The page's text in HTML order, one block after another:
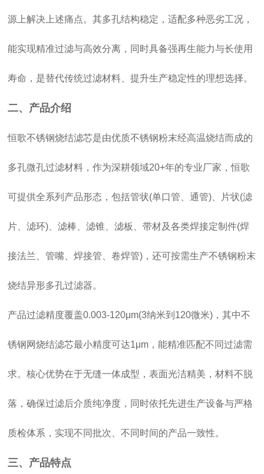
源上解决上述痛点。其多孔结构稳定，适配多种恶劣工况，
能实现精准过滤与高效分离，同时具备强再生能力与长使用
寿命，是替代传统过滤材料、提升生产稳定性的理想选择。
二、产品介绍
恒歌不锈钢烧结滤芯是由优质不锈钢粉末经高温烧结而成的
多孔微孔过滤材料，作为深耕领域20+年的专业厂家，恒歌
可提供全系列产品形态，包括管状(单口管、通管)、片状(滤
片、滤环)、滤棒、滤锥、滤板、带材及各类焊接定制件(焊
接法兰、管嘴、焊接管、卷焊管)，还可按需生产不锈钢粉末
烧结异形多孔过滤器。
产品过滤精度覆盖0.003-120μm(3纳米到120微米)，其中不
锈钢网烧结滤芯最小精度可达1μm，能精准匹配不同过滤需
求。核心优势在于无缝一体成型，表面光洁精美，材料不脱
落，确保过滤后介质纯净度，同时依托先进生产设备与严格
质检体系，实现不同批次、不同时间的产品一致性。
三、产品特点